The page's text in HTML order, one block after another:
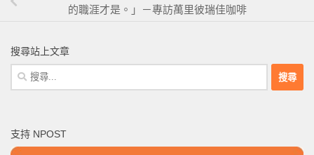
的職涯才是。」－專訪萬里彼瑞佳咖啡
搜尋站上文章
搜
尋
字:
支持 NPOST